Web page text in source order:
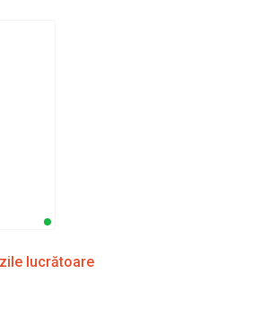
lucrătoare